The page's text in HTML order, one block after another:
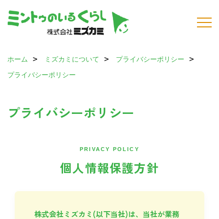
ホーム ミズカミについて
プライバシーポリシー
プライバシーポリシー
プライバシーポリシー
PRIVACY POLICY
個人情報保護方針
株式会社ミズカミ(以下当社)は、当社が業務